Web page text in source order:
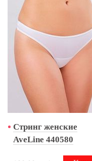
Стринг женские
AveLine 440580